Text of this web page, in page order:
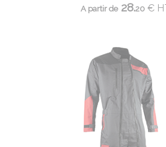
A partir de28.20 €